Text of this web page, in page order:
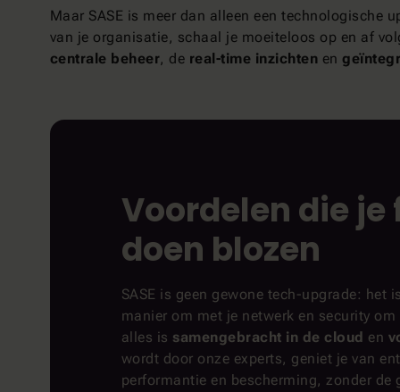
Maar SASE is meer dan alleen een
van je organisatie, schaal je moeiteloos op en af
centrale beheer, de real-time inzichten en
Voordelen die
doen blozen
SASE is geen gewone tech-upgrade: het
manier om met je netwerk en security
alles is samengebracht in de cloud en
wordt door onze experts, geniet je van
performantie en bescherming, zonder de